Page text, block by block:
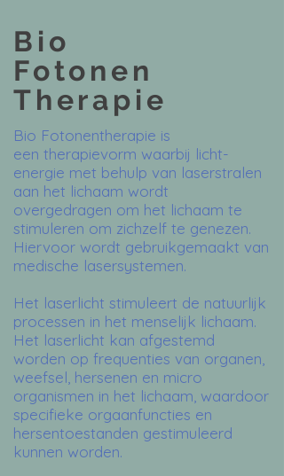
Bio
Fotonen
Therapie
Bio Fotonentherapie is
een therapievorm waarbij licht-
energie met behulp van laserstralen
aan het lichaam wordt
overgedragen om het lichaam te
stimuleren om zichzelf te genezen.
Hiervoor wordt gebruikgemaakt van
medische lasersystemen.
Het laserlicht stimuleert de natuurlijk
processen in het menselijk lichaam.
Het laserlicht kan afgestemd
worden op frequenties van organen,
weefsel, hersenen en micro
organismen in het lichaam, waardoor
specifieke orgaanfuncties en
hersentoestanden gestimuleerd
kunnen worden.